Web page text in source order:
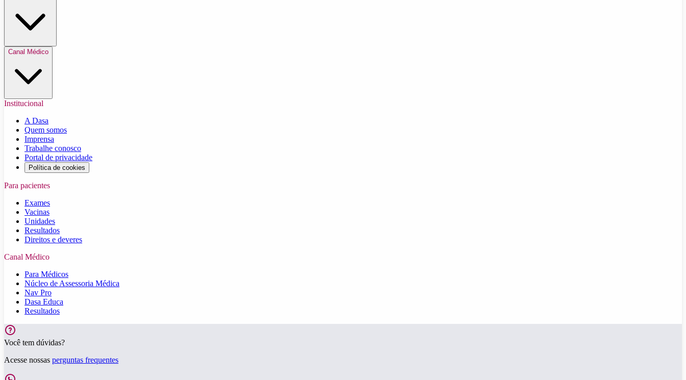
Canal Médico
Institucional
A Dasa
Quem somos
Imprensa
Trabalhe conosco
Portal de privacidade
Política de cookies
Para pacientes
Exames
Vacinas
Unidades
Resultados
Direitos e deveres
Canal Médico
Para Médicos
Núcleo de Assessoria Médica
Nav Pro
Dasa Educa
Resultados
Você tem dúvidas?
Acesse nossas perguntas frequentes